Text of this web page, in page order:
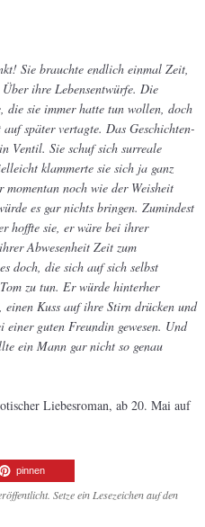
Sie brauchte endlich einmal Zeit,
ihre Lebensentwürfe. Die
die sie immer hatte tun wollen, doch
später vertagte. Das Geschichten-
Ventil. Sie schuf sich surreale
klammerte sie sich ja ganz
momentan noch wie der Weisheit
es gar nichts bringen. Zumindest
hoffte sie, er wäre bei ihrer
Abwesenheit Zeit zum
doch, die sich auf sich selbst
zu tun. Er würde hinterher
einen Kuss auf ihre Stirn drücken und
einer guten Freundin gewesen. Und
ein Mann gar nicht so genau
Liebesroman, ab 20. Mai auf
pinnen
Setze ein Lesezeichen auf den